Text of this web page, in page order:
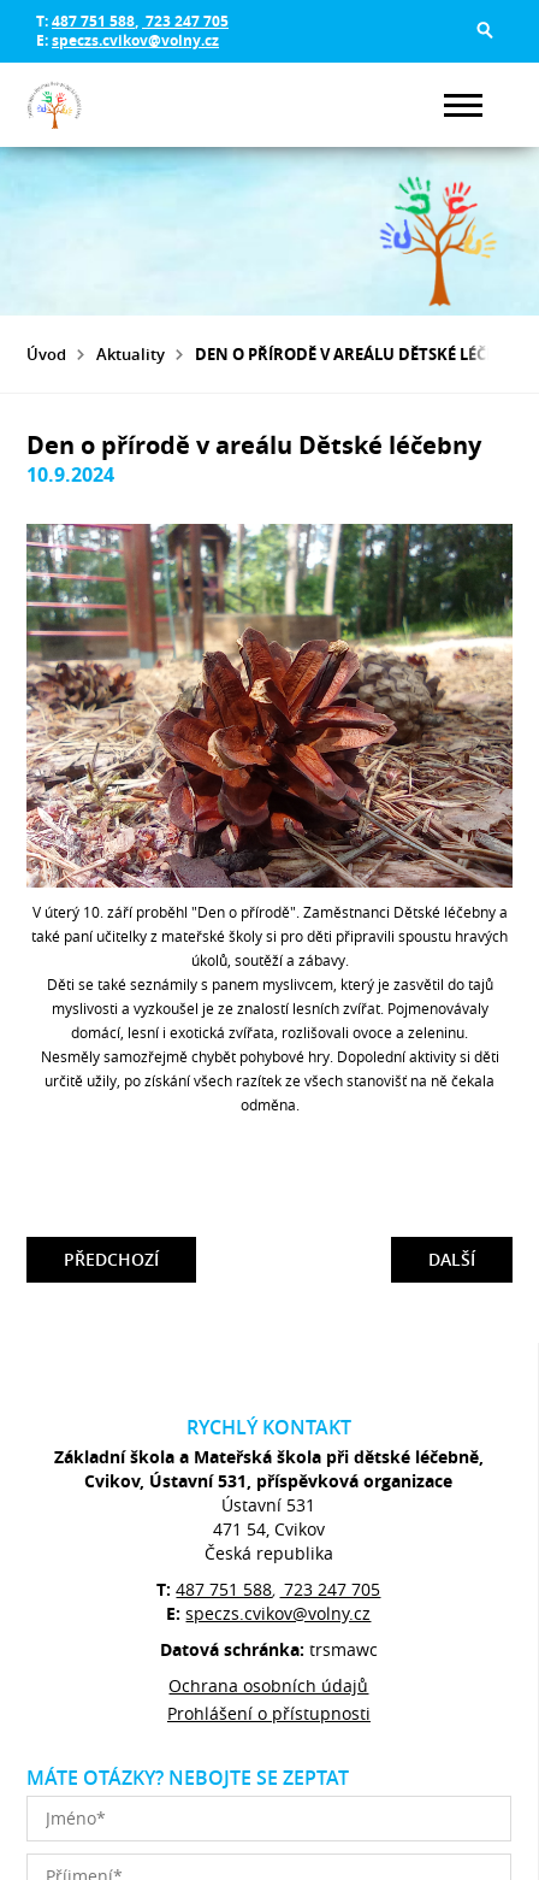
T:487 751 588, 723 247 705
E:speczs.cvikov@volny.cz
Úvod Aktuality DEN O PŘÍRODĚ V AREÁLU DĚTSKÉ LÉČEBNY
Den o přírodě v areálu Dětské léčebny
10.9.2024
V úterý 10. září proběhl "Den o přírodě". Zaměstnanci Dětské léčebny a
také paní učitelky z mateřské školy si pro děti připravili spoustu hravých
úkolů, soutěží a zábavy.
Děti se také seznámily s panem myslivcem, který je zasvětil do tajů
myslivosti a vyzkoušel je ze znalostí lesních zvířat. Pojmenovávaly
domácí, lesní i exotická zvířata, rozlišovali ovoce a zeleninu.
Nesměly samozřejmě chybět pohybové hry. Dopolední aktivity si děti
určitě užily, po získání všech razítek ze všech stanovišť na ně čekala
odměna.
DALŠÍ
PŘEDCHOZÍ
RYCHLÝ KONTAKT
Základní škola a Mateřská škola při dětské léčebně,
Cvikov, Ústavní 531, příspěvková organizace
Ústavní 531
471 54, Cvikov
Česká republika
T:487 751 588, 723 247 705
E:speczs.cvikov@volny.cz
Datová schránka: trsmawc
Ochrana osobních údajů
Prohlášení o přístupnosti
MÁTE OTÁZKY? NEBOJTE SE ZEPTAT